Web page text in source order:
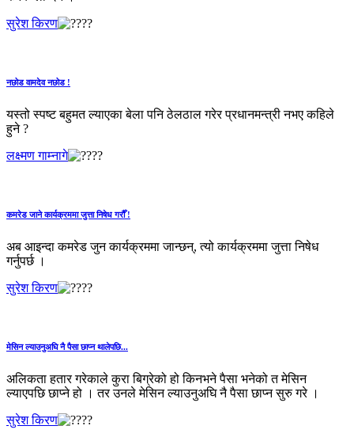
सुरेश किरण
नछोड वामदेव नछोड !
यस्तो स्पष्ट बहुमत ल्याएका बेला पनि ठेलठाल गरेर प्रधानमन्त्री नभए कहिले
हुने ?
लक्ष्मण गाम्नागे
कमरेड जाने कार्यक्रममा जुत्ता निषेध गरौँ !
अब आइन्दा कमरेड जुन कार्यक्रममा जान्छन्, त्यो कार्यक्रममा जुत्ता निषेध
गर्नुपर्छ ।
सुरेश किरण
मेसिन ल्याउनुअघि नै पैसा छाप्‍न थालेपछि...
अलिकता हतार गरेकाले कुरा बिग्रेको हो किनभने पैसा भनेको त मेसिन
ल्याएपछि छाप्‍ने हो । तर उनले मेसिन ल्याउनुअघि नै पैसा छाप्‍न सुरु गरे ।
सुरेश किरण